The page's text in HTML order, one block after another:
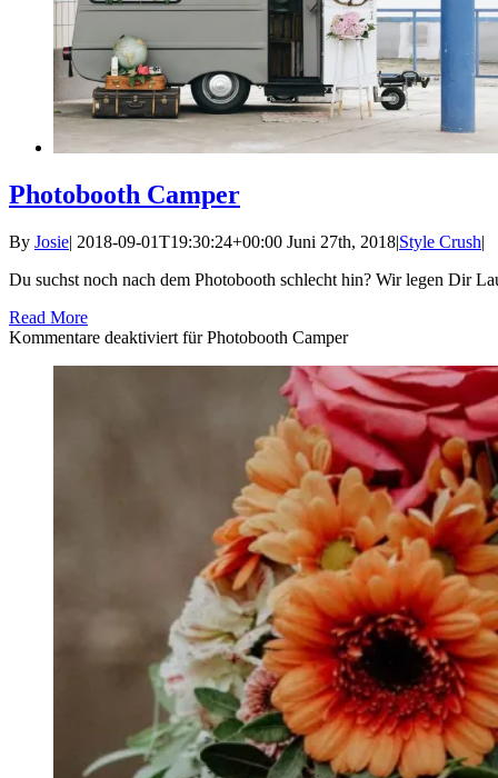
Photobooth Camper
By Josie| 2018-09-01T19:30:24+00:00 Juni 27th, 2018|Style Crush|
Du suchst noch nach dem Photobooth schlecht hin? Wir legen Dir
Read More
Kommentare deaktiviert für Photobooth Camper